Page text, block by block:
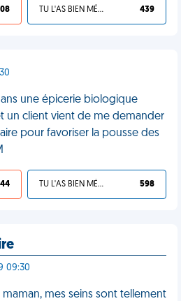
TU L'AS BIEN MÉRITÉ 439
une épicerie biologique
un client vient de me demander
pour favoriser la pousse des
TU L'AS BIEN MÉRITÉ 598
09:30
mes seins sont tellement